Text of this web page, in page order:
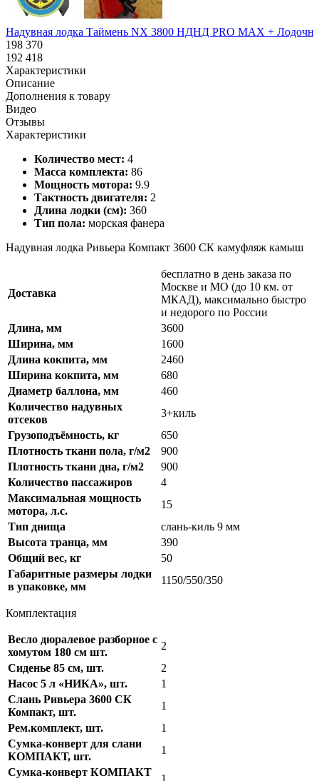
Надувная лодка Таймень NX 3800 НДНД PRO MAX +
198 370
192 418
Характеристики
Описание
Дополнения к товару
Видео
Отзывы
Характеристики
Количество мест: 4
Масса комплекта: 86
Мощность мотора: 9.9
Тактность двигателя: 2
Длина лодки (см): 360
Тип пола: морская фанера
Надувная лодка Ривьера Компакт 3600 СК камуфляж камыш
Доставка
бесплатно в день заказа по
Москве и МО (до 10 км. от
МКАД), максимально быстро
и недорого по России
Длина, мм
3600
Ширина, мм
1600
Длина кокпита, мм
2460
Ширина кокпита, мм
680
Диаметр баллона, мм
460
Количество надувных
отсеков
3+киль
Грузоподъёмность, кг
650
Плотность ткани пола, г/м2
900
Плотность ткани дна, г/м2
900
Количество пассажиров
4
Максимальная мощность
мотора, л.с.
15
Тип днища
слань-киль 9 мм
Высота транца, мм
390
Общий вес, кг
50
Габаритные размеры лодки
в упаковке, мм
1150/550/350
Комплектация
Весло дюралевое разборное с
хомутом 180 см шт.
2
Сиденье 85 см, шт.
2
Насос 5 л «НИКА», шт.
1
Слань Ривьера 3600 СК
Компакт, шт.
1
Рем.комплект, шт.
1
Сумка-конверт для слани
КОМПАКТ, шт.
1
Сумка-конверт КОМПАКТ
1